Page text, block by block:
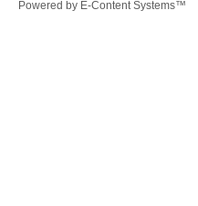
Powered by E-Content Systems™